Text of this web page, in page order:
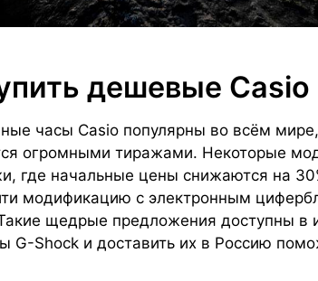
дешевые
часы Casio популярны во всём
огромными тиражами. Некоторые
где начальные цены снижаются на
модификацию с электронным
щедрые предложения доступны в
G-Shock и доставить их в Россию